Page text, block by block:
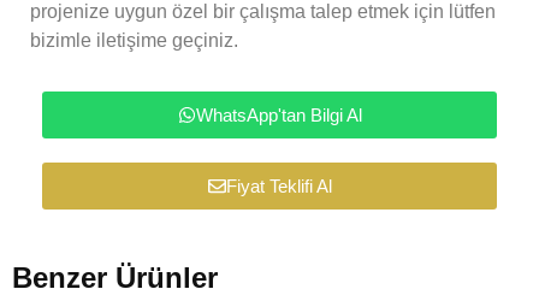
projenize uygun özel bir çalışma talep etmek için lütfen
bizimle iletişime geçiniz.
WhatsApp'tan Bilgi Al
Fiyat Teklifi Al
Benzer Ürünler